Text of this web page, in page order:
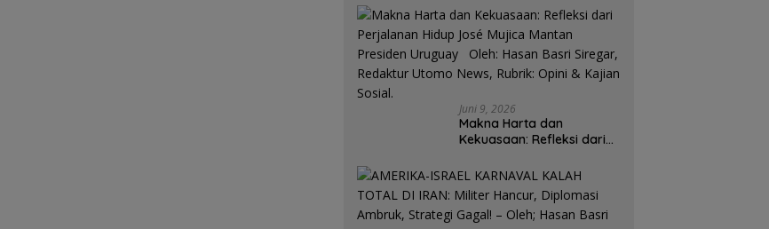
Juni 9, 2026
Makna Harta dan
Kekuasaan: Refleksi dari
Mujica Mantan Presiden
Uruguay Oleh: Hasan
Basri Siregar, Redaktur
Utomo News, Rubrik: Opini